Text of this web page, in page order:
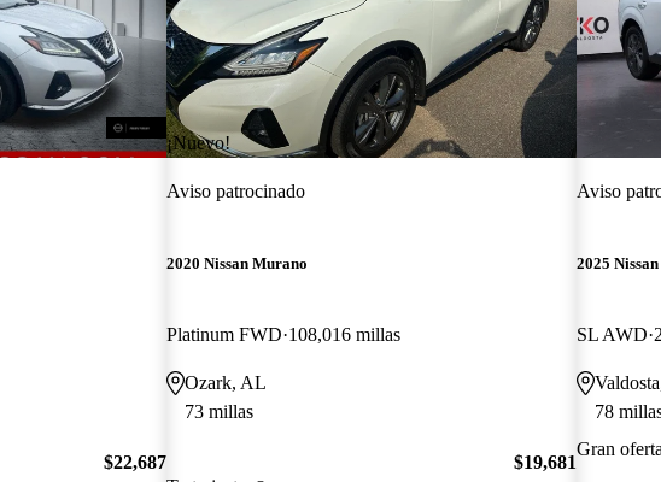
$22,687
¡Nuevo!
Aviso patrocinado
2020 Nissan Murano
Platinum FWD 108,016 millas
Ozark, AL
73 millas
$19,681
Aviso
2025
SL AWD
78
Gran oferta